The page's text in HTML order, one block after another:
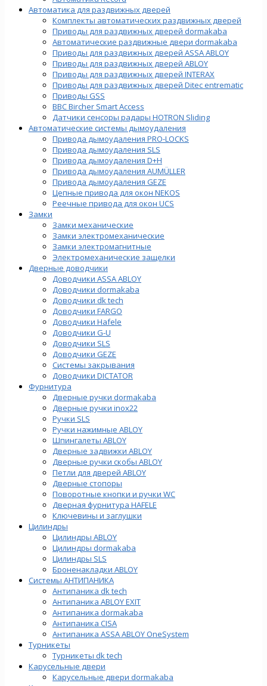
Автоматика для раздвижных дверей
Комплекты автоматических раздвижных дверей
Приводы для раздвижных дверей dormakaba
Автоматические раздвижные двери dormakaba
Приводы для раздвижных дверей ASSA ABLOY
Приводы для раздвижных дверей ABLOY
Приводы для раздвижных дверей INTERAX
Приводы для раздвижных дверей Ditec entrematic
Приводы GSS
BBC Bircher Smart Access
Датчики сенсоры радары HOTRON Sliding
Автоматические системы дымоудаления
Привода дымоудаления PRO-LOCKS
Привода дымоудаления SLS
Привода дымоудаления D+H
Привода дымоудаления AUMÜLLER
Привода дымоудаления GEZE
Цепные привода для окон NEKOS
Реечные привода для окон UСS
Замки
Замки механические
Замки электромеханические
Замки электромагнитные
Электромеханические защелки
Дверные доводчики
Доводчики ASSA ABLOY
Доводчики dormakaba
Доводчики dk tech
Доводчики FARGO
Доводчики Hafele
Доводчики G-U
Доводчики SLS
Доводчики GEZE
Cистемы закрывания
Доводчики DICTATOR
Фурнитура
Дверные ручки dormakaba
Дверные ручки inox22
Ручки SLS
Ручки нажимные ABLOY
Шпингалеты ABLOY
Дверные задвижки ABLOY
Дверные ручки скобы ABLOY
Петли для дверей ABLOY
Дверные стопоры
Поворотные кнопки и ручки WC
Дверная фурнитура HAFELE
Ключевины и заглушки
Цилиндры
Цилиндры ABLOY
Цилиндры dormakaba
Цилиндры SLS
Броненакладки ABLOY
Системы АНТИПАНИКА
Антипаника dk tech
Антипаника ABLOY EXIT
Антипаника dormakaba
Антипаника СISA
Антипаника ASSA ABLOY OneSystem
Турникеты
Турникеты dk tech
Карусельные двери
Карусельные двери dormakaba